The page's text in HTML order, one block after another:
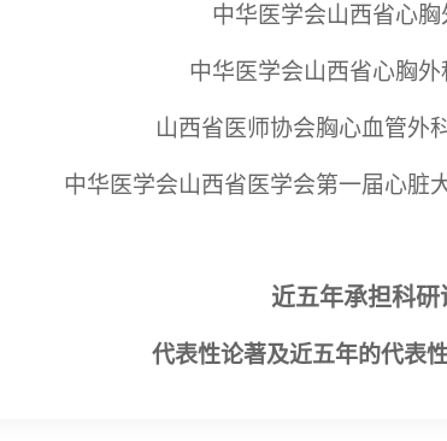
中华医学会山西省心
中华医学会山西省心胸
山西省医师协会胸心血管外
中华医学会山西省医学会第一届心脏
近五年承担科研
代表性论著及近五年的代表